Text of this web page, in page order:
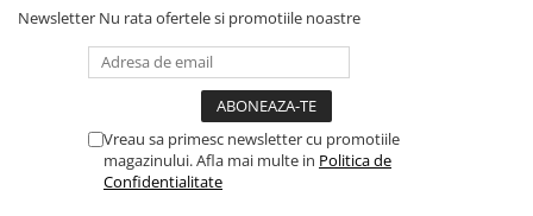
Newsletter Nu rata ofertele si promotiile noastre
Vreau sa primesc newsletter cu promotiile
magazinului. Afla mai multe in Politica de
Confidentialitate